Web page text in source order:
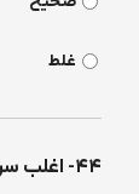
غلط
۴۴- اغلب سر تا پا احساس ضعف می‌كنم.